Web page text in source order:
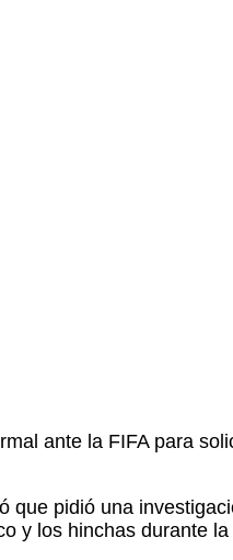
ante la FIFA para
pidió una
y los hinchas durante la